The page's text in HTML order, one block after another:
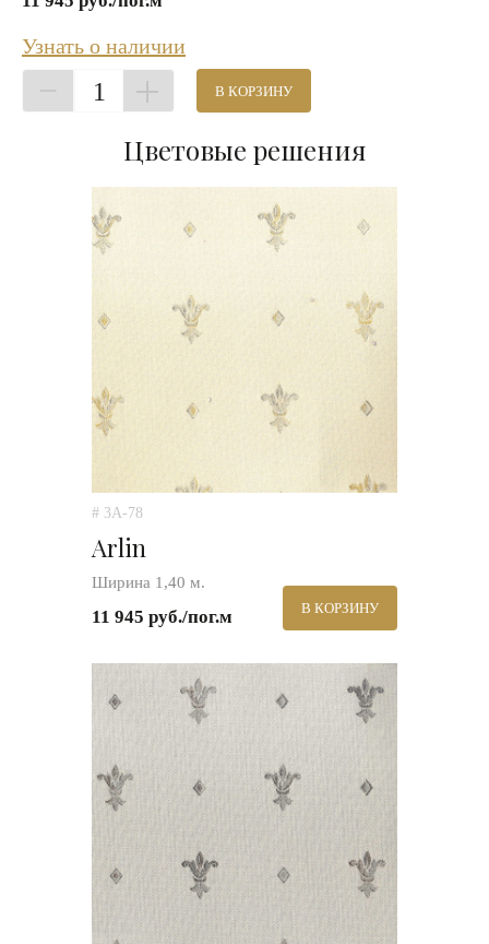
Узнать о наличии
1 В КОРЗИНУ
Цветовые решения
# 3A-78
Arlin
Ширина 1,40 м.
11 945 руб./пог.м В КОРЗИНУ